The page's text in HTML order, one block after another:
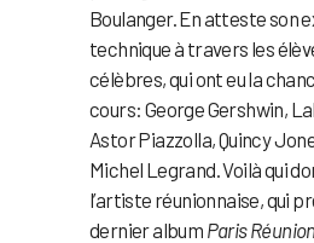
Boulanger. En atteste son
technique à travers les
célèbres, qui ont eu la
cours: George Gershwin,
Astor Piazzolla, Quincy
Michel Legrand. Voilà qui
l’artiste réunionnaise, qui
dernier album Paris Réunion